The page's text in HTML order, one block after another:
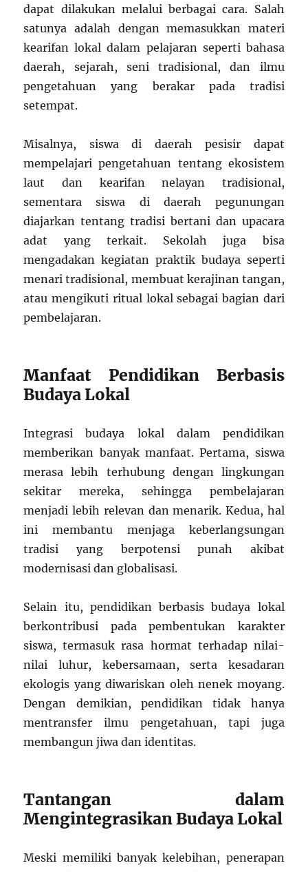
dapat dilakukan melalui berbagai cara. Salah
satunya adalah dengan memasukkan materi
kearifan lokal dalam pelajaran seperti bahasa
daerah, sejarah, seni tradisional, dan ilmu
pengetahuan yang berakar pada tradisi
setempat.
Misalnya, siswa di daerah pesisir dapat
mempelajari pengetahuan tentang ekosistem
laut dan kearifan nelayan tradisional,
sementara siswa di daerah pegunungan
diajarkan tentang tradisi bertani dan upacara
adat yang terkait. Sekolah juga bisa
mengadakan kegiatan praktik budaya seperti
menari tradisional, membuat kerajinan tangan,
atau mengikuti ritual lokal sebagai bagian dari
pembelajaran.
Manfaat Pendidikan Berbasis
Budaya Lokal
Integrasi budaya lokal dalam pendidikan
memberikan banyak manfaat. Pertama, siswa
merasa lebih terhubung dengan lingkungan
sekitar mereka, sehingga pembelajaran
menjadi lebih relevan dan menarik. Kedua, hal
ini membantu menjaga keberlangsungan
tradisi yang berpotensi punah akibat
modernisasi dan globalisasi.
Selain itu, pendidikan berbasis budaya lokal
berkontribusi pada pembentukan karakter
siswa, termasuk rasa hormat terhadap nilai-
nilai luhur, kebersamaan, serta kesadaran
ekologis yang diwariskan oleh nenek moyang.
Dengan demikian, pendidikan tidak hanya
mentransfer ilmu pengetahuan, tapi juga
membangun jiwa dan identitas.
Tantangan dalam
Mengintegrasikan Budaya Lokal
Meski memiliki banyak kelebihan, penerapan